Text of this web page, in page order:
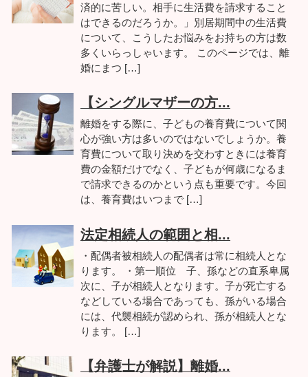
済的に苦しい。相手に生活費を請求すること
はできるのだろうか。」別居期間中の生活費
について、こうしたお悩みをお持ちの方は数
多くいらっしゃいます。 このページでは、離
婚にまつ […]
【シングルマザーの方...
離婚をする際に、子どもの養育費について関
心が強い方は多いのではないでしょうか。養
育費について取り決めを交わすときには養育
費の金額だけでなく、子どもが何歳になるま
で請求できるのかという点も重要です。今回
は、養育費はいつまで […]
法定相続人の範囲と相...
・配偶者被相続人の配偶者は常に相続人とな
ります。 ・第一順位 子、孫などの直系卑属
次に、子が相続人となります。子が死亡する
などしている場合であっても、孫がいる場合
には、代襲相続が認められ、孫が相続人とな
ります。 […]
【弁護士が解説】離婚...